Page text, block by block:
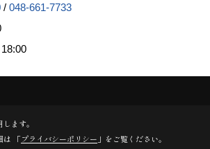
/ 048-661-7733
18:00
Corporation. All Rights Reserved.
エイト
ます。
は 「プライバシーポリシー 」をご覧ください。